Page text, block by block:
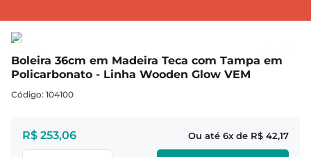
Boleira 36cm em Madeira Teca com Tampa em
Policarbonato - Linha Wooden Glow VEM
: 104100
R$ 253,06 6 R$ 42,17